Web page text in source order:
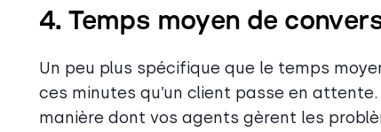
4. Temps moyen de
Un peu plus spécifique que le temps
ces minutes qu’un client passe en
manière dont vos agents gèrent les